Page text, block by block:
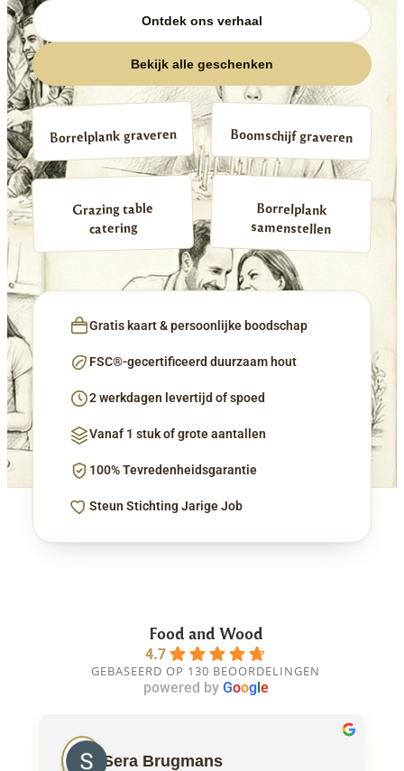
Ontdek ons verhaal
Bekijk alle geschenken
Borrelplank graveren Boomschijf graveren
Grazing table
catering
Borrelplank
samenstellen
Gratis kaart & persoonlijke boodschap
FSC®-gecertificeerd duurzaam hout
2 werkdagen levertijd of spoed
Vanaf 1 stuk of grote aantallen
100% Tevredenheidsgarantie
Steun Stichting Jarige Job
Food and Wood
4.7
GEBASEERD OP 130 BEOORDELINGEN
powered by Googl e
Sera Brugmans